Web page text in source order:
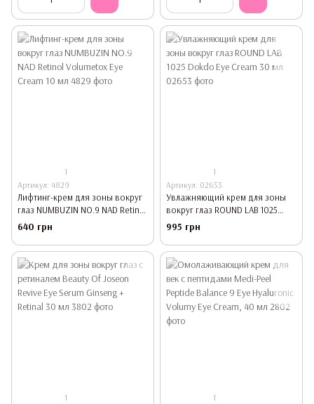
1
Артикул: 4829
Лифтинг-крем для зоны вокруг
глаз NUMBUZIN NO.9 NAD Retinol
Volumetox Eye Cream 10 мл
640 грн
1
Артикул: 02653
Увлажняющий крем для зоны
вокруг глаз ROUND LAB 1025
Dokdo Eye Cream 30 мл
995 грн
1
1